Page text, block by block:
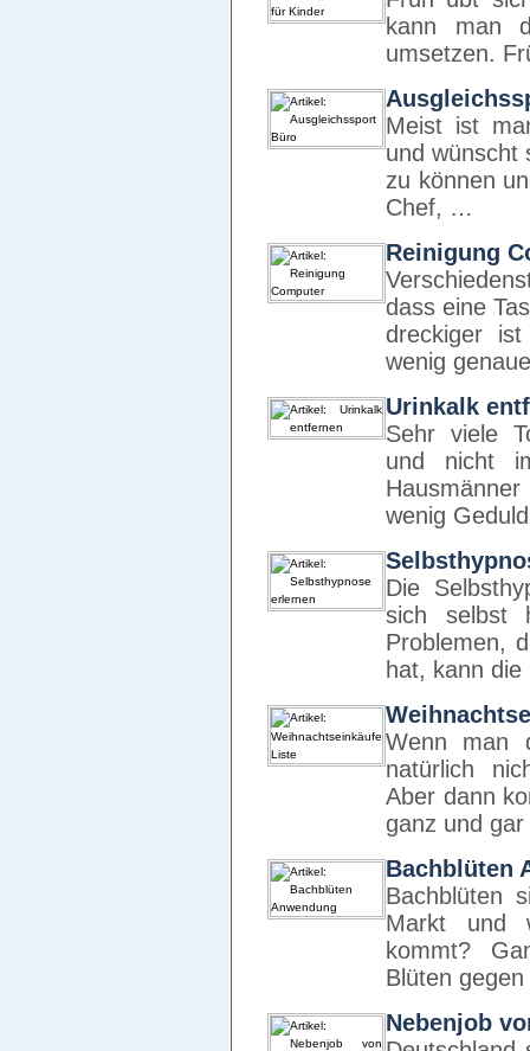
kann man
umsetzen.
Meist ist
und wünscht
zu können
Chef, …
Reinigung
dass eine
dreckiger
wenig
Urinkalk
Sehr viele
und nicht
wenig
Die
sich selbst
Problemen,
hat, kann
Wenn man
natürlich
Aber dann
ganz und
Bachblüten
Bachblüten
Markt und
kommt?
Blüten
Nebenjob